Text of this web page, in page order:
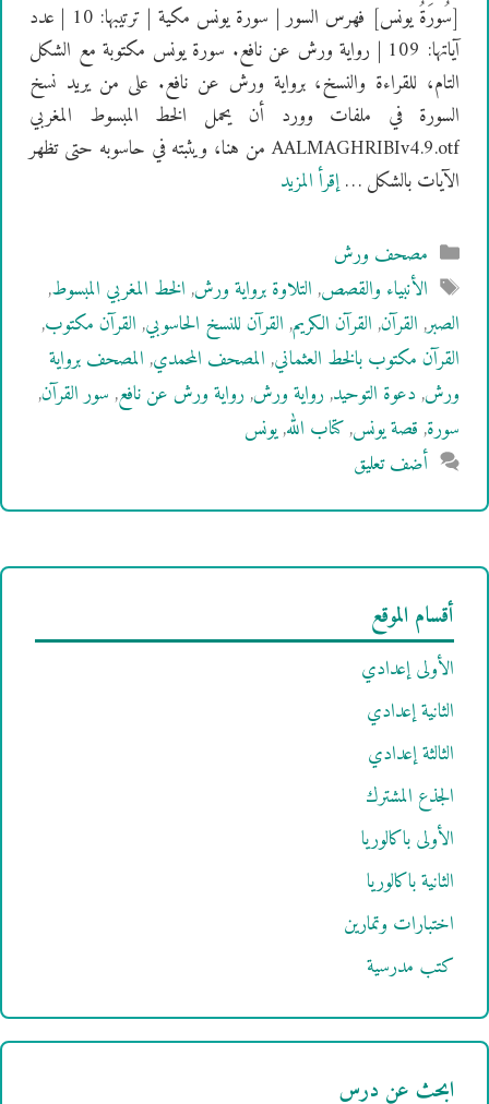
[سُورَةُ يونس] فهرس السور | سورة يونس مكية | ترتيبها: 10 | عدد
آياتها: 109 | رواية ورش عن نافع. سورة يونس مكتوبة مع الشكل
التام، للقراءة والنسخ، برواية ورش عن نافع. على من يريد نسخ
السورة في ملفات وورد أن يحمل الخط المبسوط المغربي
AALMAGHRIBIv4.9.otf من هنا، ويثبته في حاسوبه حتى تظهر
الآيات بالشكل …إقرأ المزيد
التصنيفات
مصحف ورش
الوسوم
الأنبياء والقصص,التلاوة برواية ورش,الخط المغربي المبسوط,
الصبر,القرآن,القرآن الكريم,القرآن للنسخ الحاسوبي,القرآن مكتوب,
القرآن مكتوب بالخط العثماني,المصحف المحمدي,المصحف برواية
ورش,دعوة التوحيد,رواية ورش,رواية ورش عن نافع,سور القرآن,
سورة,قصة يونس,كتاب الله,يونس
أضف تعليق
أقسام الموقع
الأولى إعدادي
الثانية إعدادي
الثالثة إعدادي
الجذع المشترك
الأولى باكالوريا
الثانية باكالوريا
اختبارات وتمارين
كتب مدرسية
ابحث عن درس